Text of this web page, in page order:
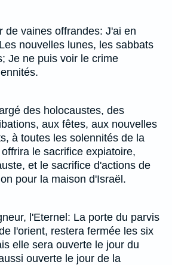
de vaines offrandes: J'ai en
nouvelles lunes, les sabbats
Je ne puis voir le crime
des holocaustes, des
aux fêtes, aux nouvelles
à toutes les solennités de la
le sacrifice expiatoire,
et le sacrifice d'actions de
pour la maison d'Israël.
l'Eternel: La porte du parvis
l'orient, restera fermée les six
elle sera ouverte le jour du
ouverte le jour de la